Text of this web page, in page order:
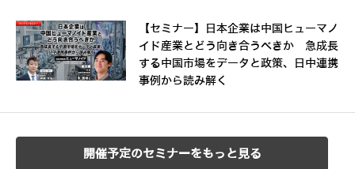
【セミナー】日本企業は中国ヒューマノ
イド産業とどう向き合うべきか 急成長
する中国市場をデータと政策、日中連携
事例から読み解く
開催予定のセミナーをもっと見る